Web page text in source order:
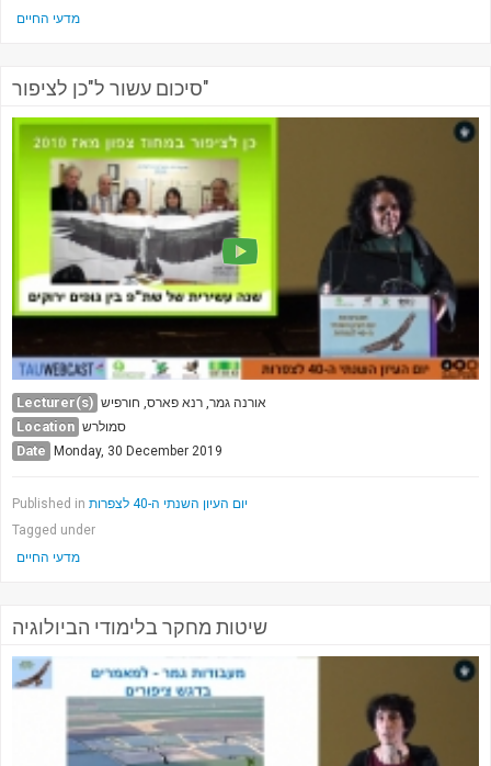
מדעי החיים
סיכום עשור ל"כן לציפור"
Lecturer(s) אורנה גמר, רנא פארס, חורפיש
Location סמולרש
Date Monday, 30 December 2019
Published in
יום העיון השנתי ה-40 לצפרות
Tagged under
מדעי החיים
שיטות מחקר בלימודי הביולוגיה